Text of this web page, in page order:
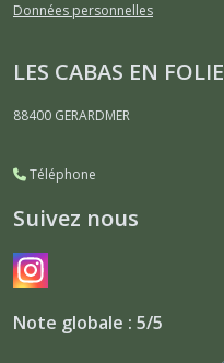
Données personnelles
LES CABAS EN FOLIE
88400 GERARDMER
Téléphone
Suivez nous
Note globale : 5/5